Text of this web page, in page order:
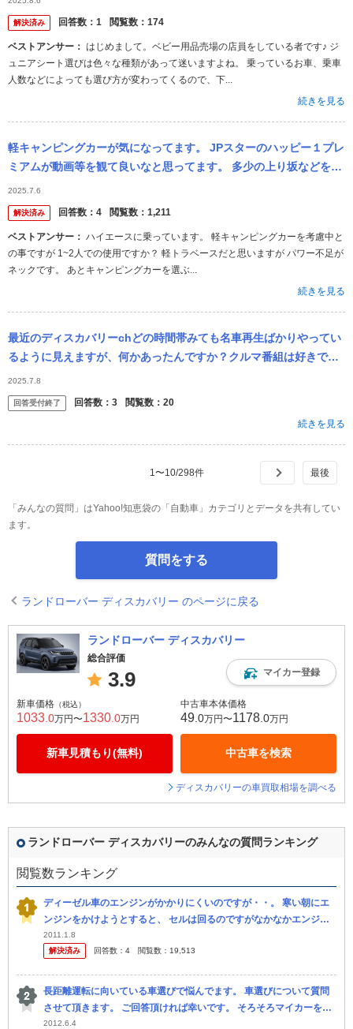
解決済み 回答数： 1 閲覧数： 174
ベストアンサー：
ュニアシート選びは色々な種類があって迷いますよね。 乗っているお車、乗車
人数などによっても選び方が変わってくるので、下...
続きを見る
軽キャンピングカーが気になってます。 JPスターのハッピー１プレ
ミアムが動画等を観て良いなと思ってます。 多少の上り坂などを考
えると、同じような形でハッピー１のターボがあるみたいです。 プ
レミア...
2025.7.6
解決済み 回答数： 4 閲覧数： 1,211
ベストアンサー：
の事ですが 1~2人での使用ですか？ 軽トラベースだと思いますが パワー不足が
ネックです。 あとキャンピングカーを選ぶ...
続きを見る
最近のディスカバリーchどの時間帯みても名車再生ばかりやってい
るように見えますが、何かあったんですか？クルマ番組は好きです
が
2025.7.8
回答受付終了 回答数： 3 閲覧数： 20
続きを見る
1 〜10/298件
「みんなの質問」はYahoo!知恵袋の「自動車」カテゴリとデータを共有してい
ます。
質問をする
ランドローバー ディスカバリー のページに戻る
ランドローバー ディスカバリー
総合評価
3.9 マイカー登録
新車価格 （税込）
1033 .0万円〜1330 .0万円
新車見積もり(無料)
中古車本体価格
49 .0万円〜1178 .0万円
中古車を検索
ディスカバリーの車買取相場を調べる
ランドローバー ディスカバリーのみんなの質問ランキング
閲覧数ランキング
ディーゼル車のエンジンがかかりにくいのですが・・。 寒い朝にエ
ンジンをかけようとすると、 セルは回るのですがなかなかエンジン
がかかりません。 何か改善策はないでしょうか。 走行距離21万Km
のラ...
2011.1.8
解決済み
回答数： 4 閲覧数： 19,513
長距離運転に向いている車選びで悩んでます。 車選びについて質問
させて頂きます。 ご回答頂ければ幸いです。 そろそろマイカーを購
入しようかと考えております。 車、運転は好きです。（あまり詳し
2012.6.4